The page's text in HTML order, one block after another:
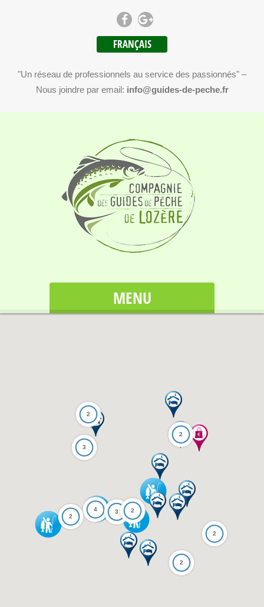
FRANÇAIS
"Un réseau de professionnels au service des passionnés" –
Nous joindre par email: info@guides-de-peche.fr
MENU
2
2
4
3
2
3
2
2
2